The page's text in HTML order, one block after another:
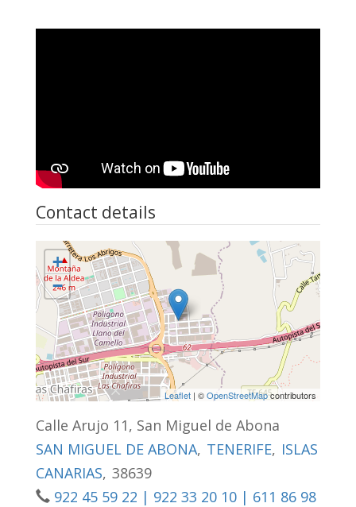
Contact details
+
−
Leaflet | ©OpenStreetMapcontributors
Calle Arujo 11, San Miguel de Abona
SAN MIGUEL DE ABONA, TENERIFE, ISLAS
CANARIAS, 38639
922 45 59 22 | 922 33 20 10 | 611 86 98